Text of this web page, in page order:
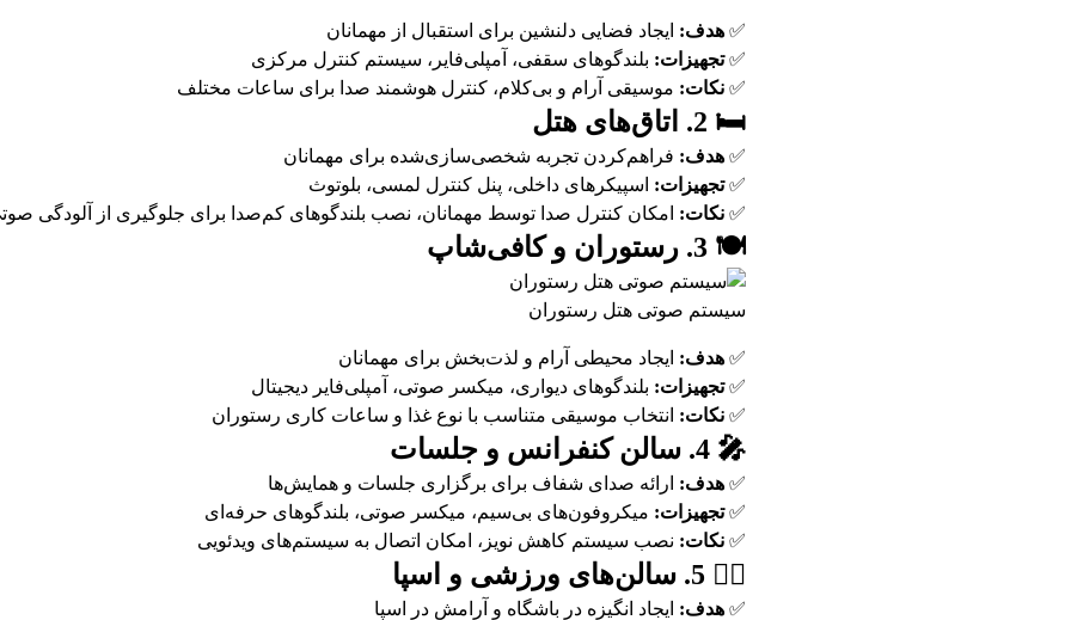
✅ هدف: ایجاد فضایی دلنشین برای استقبال از مهمانان
✅تجهیزات: بلندگوهای سقفی، آمپلی‌فایر، سیستم کنترل مرکزی
✅ نکات: موسیقی آرام و بی‌کلام، کنترل هوشمند صدا برای ساعات مختلف
🛏️ 2. اتاق‌های هتل
✅ هدف: فراهم‌کردن تجربه شخصی‌سازی‌شده برای مهمانان
✅تجهیزات: اسپیکرهای داخلی، پنل کنترل لمسی، بلوتوث
✅ نکات: امکان کنترل صدا توسط مهمانان، نصب بلندگوهای کم‌صدا برای جلوگیری از آلودگی
🍽️ 3. رستوران و کافی‌شاپ
سیستم صوتی هتل رستوران
✅ هدف: ایجاد محیطی آرام و لذت‌بخش برای مهمانان
✅تجهیزات: بلندگوهای دیواری، میکسر صوتی، آمپلی‌فایر دیجیتال
✅ نکات: انتخاب موسیقی متناسب با نوع غذا و ساعات کاری رستوران
🎤 4. سالن کنفرانس و جلسات
✅ هدف: ارائه صدای شفاف برای برگزاری جلسات و همایش‌ها
✅تجهیزات: میکروفون‌های بی‌سیم، میکسر صوتی، بلندگوهای حرفه‌ای
✅ نکات: نصب سیستم کاهش نویز، امکان اتصال به سیستم‌های ویدئویی
🏋️‍♂️ 5. سالن‌های ورزشی و اسپا
✅ هدف: ایجاد انگیزه در باشگاه و آرامش در اسپا